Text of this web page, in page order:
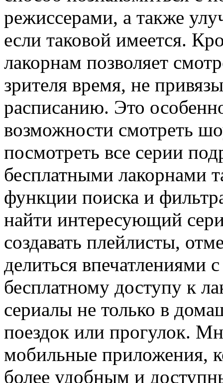
режиссерами, а также
если таковой имеется.
лакорнам позволяет
зрителя время, не
расписанию. Это
возможности смотреть
посмотреть все серии
бесплатными лакорнами
функции поиска и
найти интересующий
создавать плейлисты,
делиться впечатлениями
бесплатному доступу к
сериалы не только в
поездок или прогулок.
мобильные приложения,
более удобным и